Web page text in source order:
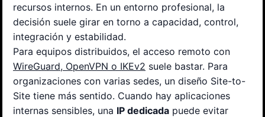
recursos internos. En un entorno profesional, la
decisión suele girar en torno a capacidad, control,
integración y estabilidad.
Para equipos distribuidos, el acceso remoto con
WireGuard, OpenVPN o IKEv2 suele bastar. Para
organizaciones con varias sedes, un diseño Site-to-
Site tiene más sentido. Cuando hay aplicaciones
internas sensibles, una IP dedicada puede evitar